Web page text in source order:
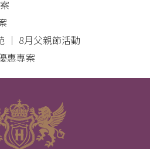
餐優惠
賓（含當日入住前及當日退房
洋樓」用餐，可享專屬優惠！